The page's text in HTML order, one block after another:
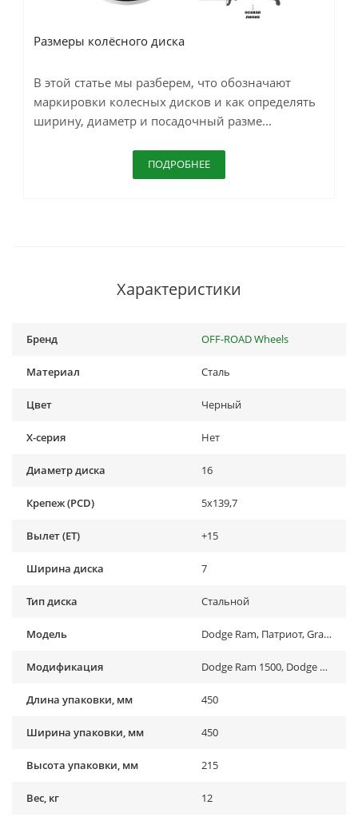
Размеры колёсного диска
В этой статье мы разберем, что обозначают
маркировки колесных дисков и как определять
ширину, диаметр и посадочный разме...
ПОДРОБНЕЕ
Характеристики
Бренд OFF-ROAD Wheels
Материал Сталь
Цвет Черный
X-серия Нет
Диаметр диска 16
Крепеж (PCD) 5x139,7
Вылет (ET) +15
Ширина диска 7
Тип диска Стальной
Модель Dodge Ram, Патриот, Grand Vitara, Vitara, Jimny
Модификация Dodge Ram 1500, Dodge Ram 1500 Rebel (2019-2021), Dodge Ram 2500 , Dodge Ram 2500 (...-...), Dodge Ram 3500, Dodge Ram 3500 (...-...), Suzuki Grand Vitara I (1998-2005), Suzuki Grand Vitara I (1998-2005), Suzuki Grand Vitara II (2005-2015), Suzuki Grand Vitara II (2005-2015), Suzuki Jimny (1970-1998), Suzuki Jimny (1998-2018), Suzuki Jimny (2018-2022), Suzuki Jimny (2019-...) , Suzuki Vitara (1991-1999), Suzuki Vitara (1991-1999), Suzuki Vitara II (2015-2019), УАЗ 469, УАЗ Барс, УАЗ Буханка (1958-...) , УАЗ Патриот (2005-2015), УАЗ Патриот (2015-2018), УАЗ Патриот (2019-...), УАЗ Патриот пикап (2008-...), УАЗ Симбир (2000-2005), УАЗ Фермер , УАЗ Хантер (2003-...), УАЗ-3151
Длина упаковки, мм 450
Ширина упаковки, мм 450
Высота упаковки, мм 215
Вес, кг 12